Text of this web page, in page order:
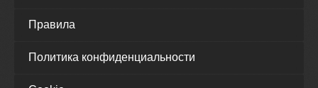
Правила
Политика конфиденциальности